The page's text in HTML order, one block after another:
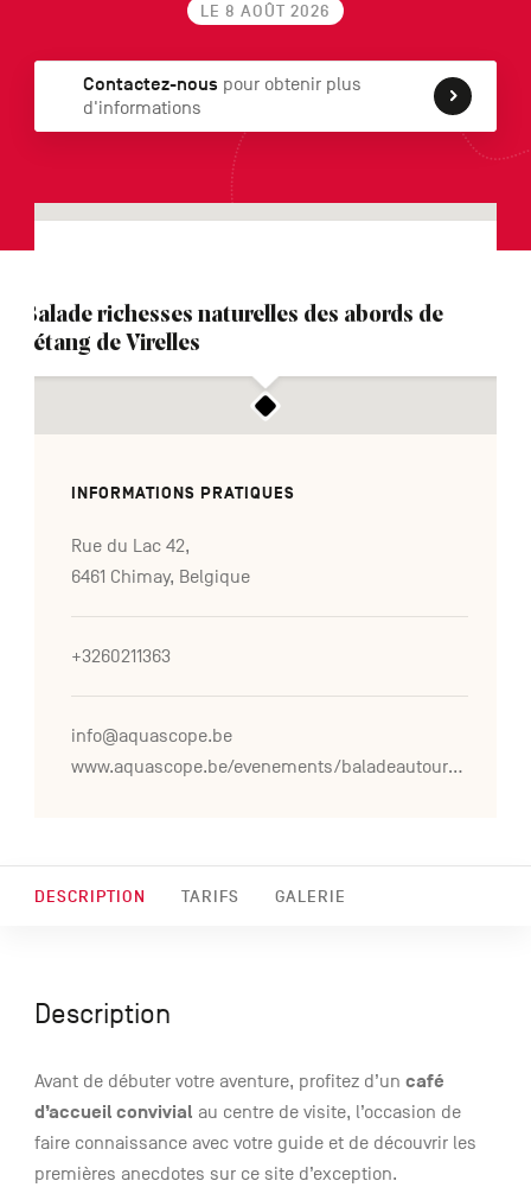
NL DE EN
secondaire
LE 8 AOÛT 2026
Contactez-nous pour obtenir plus
d'informations
DESCRIPTION TARIFS GALERIE
Balade richesses naturelles des abords de
l’étang de Virelles
INFORMATIONS PRATIQUES
Rue du Lac 42,
6461 Chimay, Belgique
+3260211363
info@aquascope.be
www.aquascope.be/evenements/baladeautourdeletang
Description
Avant de débuter votre aventure, profitez d’un café
d’accueil convivial au centre de visite, l’occasion de
faire connaissance avec votre guide et de découvrir les
premières anecdotes sur ce site d’exception.